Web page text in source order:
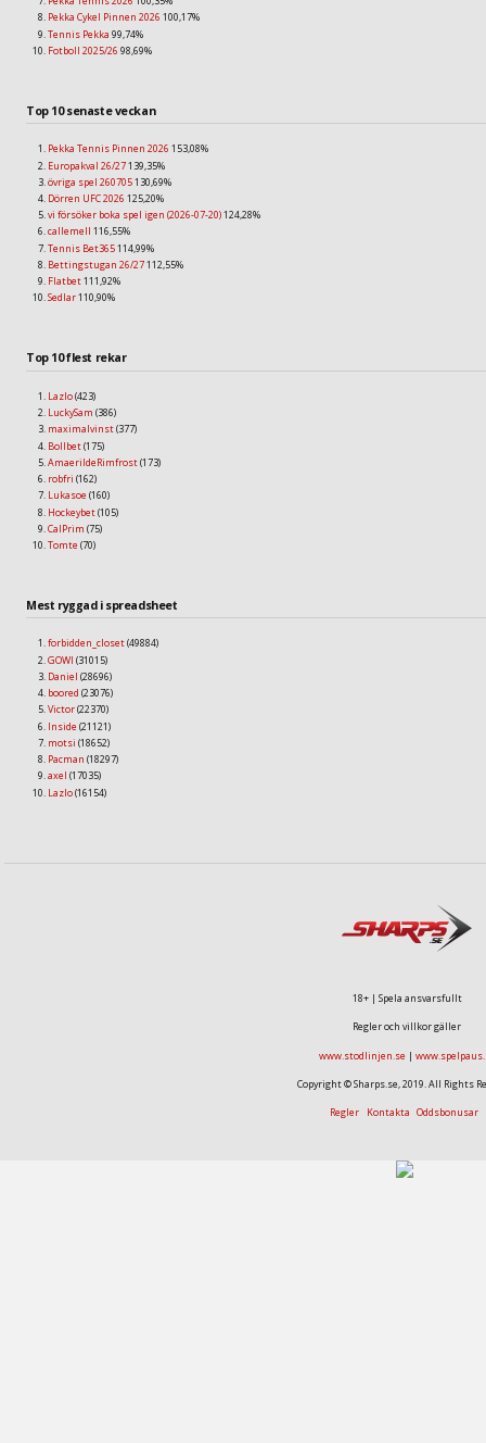
Pekka Cykel Pinnen 2026 100,17%
Tennis Pekka 99,74%
Fotboll 2025/26 98,69%
Top 10 senaste veckan
Pekka Tennis Pinnen 2026 153,08%
Europakval 26/27139,35%
övriga spel 260705130,69%
Dörren UFC 2026 125,20%
vi försöker boka spel igen (2026-07-20)124,28%
callemell 116,55%
Tennis Bet365114,99%
Bettingstugan 26/27112,55%
Flatbet111,92%
Sedlar110,90%
Top 10 flest rekar
Lazlo(423)
LuckySam (386)
maximalvinst(377)
Bollbet(175)
AmaerildeRimfrost(173)
robfri (162)
Lukasoe (160)
Hockeybet(105)
CalPrim (75)
Tomte (70)
Mest ryggad i spreadsheet
forbidden_closet(49884)
GOWI (31015)
Daniel (28696)
boored (23076)
Victor(22370)
Inside (21121)
motsi (18652)
Pacman (18297)
axel (17035)
Lazlo(16154)
18+ | Spela ansvarsfullt
Regler och villkor gäller
www.stodlinjen.se |
Copyright © Sharps.se, 2019. All Rights
Regler Kontakta Oddsbonusar